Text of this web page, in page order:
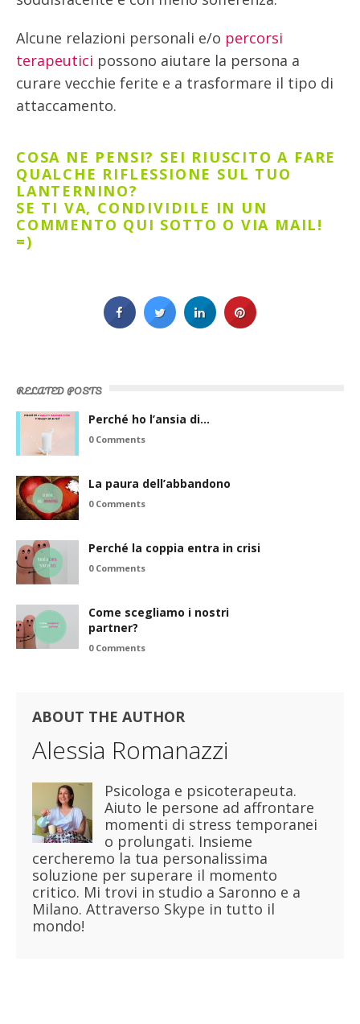
Alcune relazioni personali e/o percorsi
terapeutici possono aiutare la persona a
curare vecchie ferite e a trasformare il tipo di
attaccamento.
COSA NE PENSI? SEI RIUSCITO A FARE
QUALCHE RIFLESSIONE SUL TUO
LANTERNINO?
SE TI VA, CONDIVIDILE IN UN
COMMENTO QUI SOTTO O VIA MAIL!
=)
RELATED POSTS
Perché ho l’ansia di…
0 Comments
La paura dell’abbandono
0 Comments
Perché la coppia entra in crisi
0 Comments
Come scegliamo i nostri
partner?
0 Comments
ABOUT THE AUTHOR
Alessia Romanazzi
Psicologa e psicoterapeuta.
Aiuto le persone ad affrontare
momenti di stress temporanei
o prolungati. Insieme
cercheremo la tua personalissima
soluzione per superare il momento
critico. Mi trovi in studio a Saronno e a
Milano. Attraverso Skype in tutto il
mondo!